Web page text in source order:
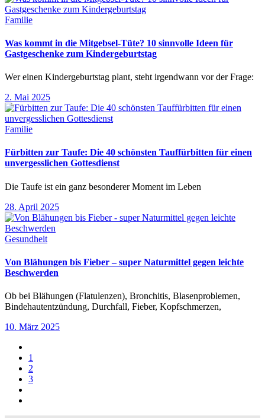
Familie
Was kommt in die Mitgebsel-Tüte? 10 sinnvolle Ideen für
Gastgeschenke zum Kindergeburtstag
Wer einen Kindergeburtstag plant, steht irgendwann vor der Frage:
2. Mai 2025
Familie
Fürbitten zur Taufe: Die 40 schönsten Tauffürbitten für einen
unvergesslichen Gottesdienst
Die Taufe ist ein ganz besonderer Moment im Leben
28. April 2025
Gesundheit
Von Blähungen bis Fieber – super Naturmittel gegen leichte
Beschwerden
Ob bei Blähungen (Flatulenzen), Bronchitis, Blasenproblemen,
Bindehautentzündung, Durchfall, Fieber, Kopfschmerzen,
10. März 2025
1
2
3